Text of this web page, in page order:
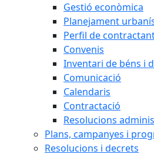
Gestió econòmica
Planejament
Perfil de
Convenis
Inventari de béns i
Comunicació
Calendaris
Contractació
Resolucions
Plans, campanyes i
Resolucions i decrets